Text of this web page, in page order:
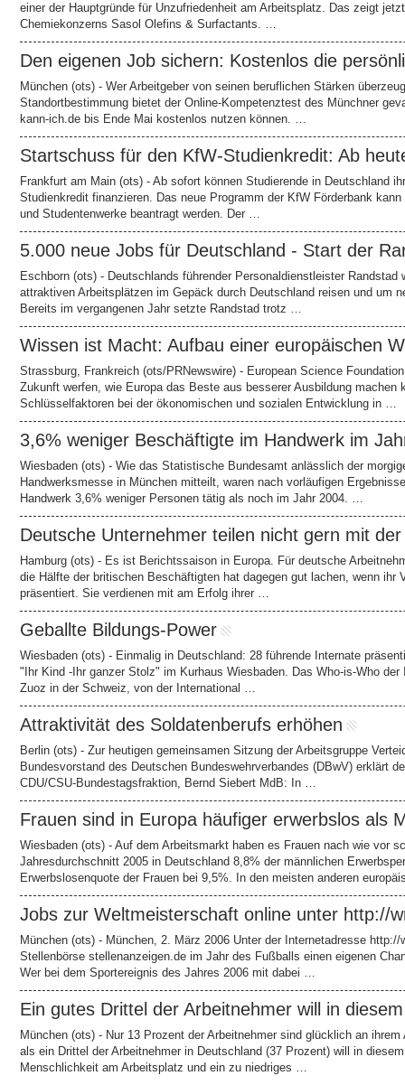
einer der Hauptgründe für Unzufriedenheit am Arbeitsplatz. Das zeigt
Chemiekonzerns Sasol Olefins & Surfactants. …
Den eigenen Job sichern: Kostenlos die
München (ots) - Wer Arbeitgeber von seinen beruflichen Stärken
Standortbestimmung bietet der Online-Kompetenztest des Münchner
kann-ich.de bis Ende Mai kostenlos nutzen können. …
Startschuss für den KfW-Studienkredit: Ab
Frankfurt am Main (ots) - Ab sofort können Studierende in Deutschland
Studienkredit finanzieren. Das neue Programm der KfW Förderbank
und Studentenwerke beantragt werden. Der …
5.000 neue Jobs für Deutschland - Start der
Eschborn (ots) - Deutschlands führender Personaldienstleister
attraktiven Arbeitsplätzen im Gepäck durch Deutschland reisen und um
Bereits im vergangenen Jahr setzte Randstad trotz …
Wissen ist Macht: Aufbau einer europäischen
Strassburg, Frankreich (ots/PRNewswire) - European Science
Zukunft werfen, wie Europa das Beste aus besserer Ausbildung machen
Schlüsselfaktoren bei der ökonomischen und sozialen Entwicklung in …
3,6% weniger Beschäftigte im Handwerk im
Wiesbaden (ots) - Wie das Statistische Bundesamt anlässlich der
Handwerksmesse in München mitteilt, waren nach vorläufigen
Handwerk 3,6% weniger Personen tätig als noch im Jahr 2004. …
Deutsche Unternehmer teilen nicht gern mit
Hamburg (ots) - Es ist Berichtssaison in Europa. Für deutsche
die Hälfte der britischen Beschäftigten hat dagegen gut lachen, wenn ihr
präsentiert. Sie verdienen mit am Erfolg ihrer …
Geballte Bildungs-Power
Wiesbaden (ots) - Einmalig in Deutschland: 28 führende Internate
"Ihr Kind -Ihr ganzer Stolz" im Kurhaus Wiesbaden. Das Who-is-Who
Zuoz in der Schweiz, von der International …
Attraktivität des Soldatenberufs erhöhen
Berlin (ots) - Zur heutigen gemeinsamen Sitzung der Arbeitsgruppe
Bundesvorstand des Deutschen Bundeswehrverbandes (DBwV) erklärt
CDU/CSU-Bundestagsfraktion, Bernd Siebert MdB: In …
Frauen sind in Europa häufiger erwerbslos als
Wiesbaden (ots) - Auf dem Arbeitsmarkt haben es Frauen nach wie vor
Jahresdurchschnitt 2005 in Deutschland 8,8% der männlichen
Erwerbslosenquote der Frauen bei 9,5%. In den meisten anderen
Jobs zur Weltmeisterschaft online unter http://
München (ots) - München, 2. März 2006 Unter der Internetadresse
Stellenbörse stellenanzeigen.de im Jahr des Fußballs einen eigenen
Wer bei dem Sportereignis des Jahres 2006 mit dabei …
Ein gutes Drittel der Arbeitnehmer will in
München (ots) - Nur 13 Prozent der Arbeitnehmer sind glücklich an
als ein Drittel der Arbeitnehmer in Deutschland (37 Prozent) will in
Menschlichkeit am Arbeitsplatz und ein zu niedriges …